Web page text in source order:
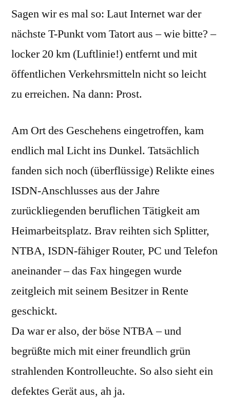
Sagen wir es mal so: Laut Internet war der
nächste T-Punkt vom Tatort aus – wie bitte? –
locker 20 km (Luftlinie!) entfernt und mit
öffentlichen Verkehrsmitteln nicht so leicht
zu erreichen. Na dann: Prost.
Am Ort des Geschehens eingetroffen, kam
endlich mal Licht ins Dunkel. Tatsächlich
fanden sich noch (überflüssige) Relikte eines
ISDN-Anschlusses aus der Jahre
zurückliegenden beruflichen Tätigkeit am
Heimarbeitsplatz. Brav reihten sich Splitter,
NTBA, ISDN-fähiger Router, PC und Telefon
aneinander – das Fax hingegen wurde
zeitgleich mit seinem Besitzer in Rente
geschickt.
Da war er also, der böse NTBA – und
begrüßte mich mit einer freundlich grün
strahlenden Kontrolleuchte. So also sieht ein
defektes Gerät aus, ah ja.